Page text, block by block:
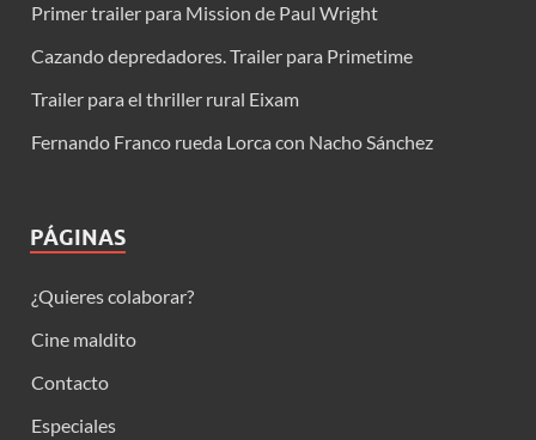
Primer trailer para Mission de Paul Wright
Cazando depredadores. Trailer para Primetime
Trailer para el thriller rural Eixam
Fernando Franco rueda Lorca con Nacho Sánchez
PÁGINAS
¿Quieres colaborar?
Cine maldito
Contacto
Especiales